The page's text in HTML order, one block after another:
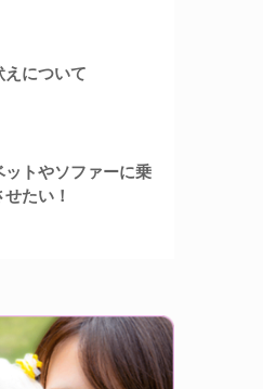
えについて
ットやソファーに乗
たい！